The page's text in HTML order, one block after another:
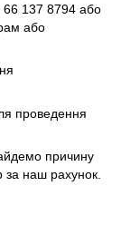
66 137 8794 або
або
проведення
причину
за наш рахунок.